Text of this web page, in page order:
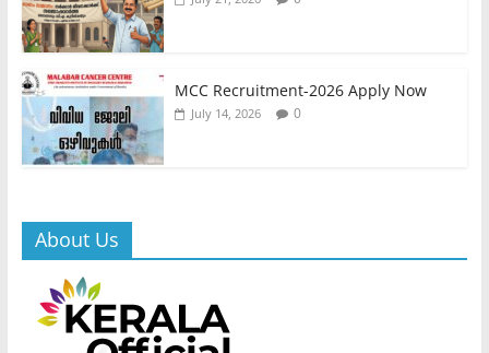
MCC Recruitment-2026 Apply Now
July 14, 2026 0
About Us